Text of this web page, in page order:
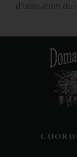
d'utilisation du